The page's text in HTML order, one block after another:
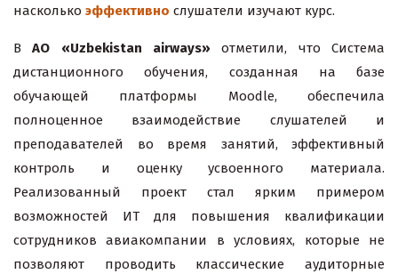
насколько эффективно слушатели изучают курс.
ВАО «Uzbekistan airways»отметили, что Система
дистанционного обучения, созданная на базе
обучающей платформы Moodle, обеспечила
полноценное взаимодействие слушателей и
преподавателей во время занятий, эффективный
контроль и оценку усвоенного материала.
Реализованный проект стал ярким примером
возможностей ИТ для повышения квалификации
сотрудников авиакомпании в условиях, которые не
позволяют проводить классические аудиторные